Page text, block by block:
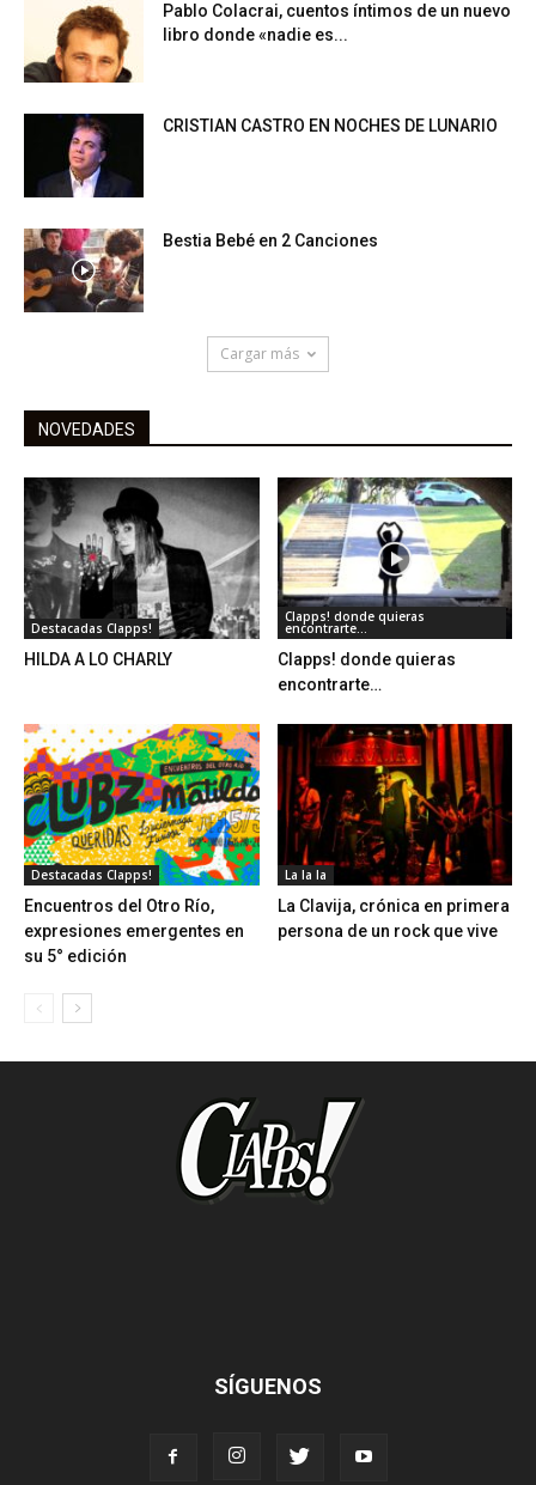
Pablo Colacrai, cuentos íntimos de un nuevo
libro donde «nadie es...
CRISTIAN CASTRO EN NOCHES DE LUNARIO
Bestia Bebé en 2 Canciones
Cargar más
NOVEDADES
Destacadas Clapps!
HILDA A LO CHARLY
Clapps! donde quieras
encontrarte...
Clapps! donde quieras
encontrarte…
Destacadas Clapps!
Encuentros del Otro Río,
expresiones emergentes en
su 5° edición
La la la
La Clavija, crónica en primera
persona de un rock que vive
SÍGUENOS